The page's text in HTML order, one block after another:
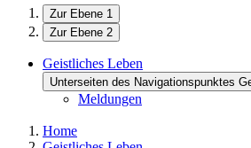
Zur Ebene 1
Zur Ebene 2
Geistliches Leben
Unterseiten des Navigationspunktes
Meldungen
Home